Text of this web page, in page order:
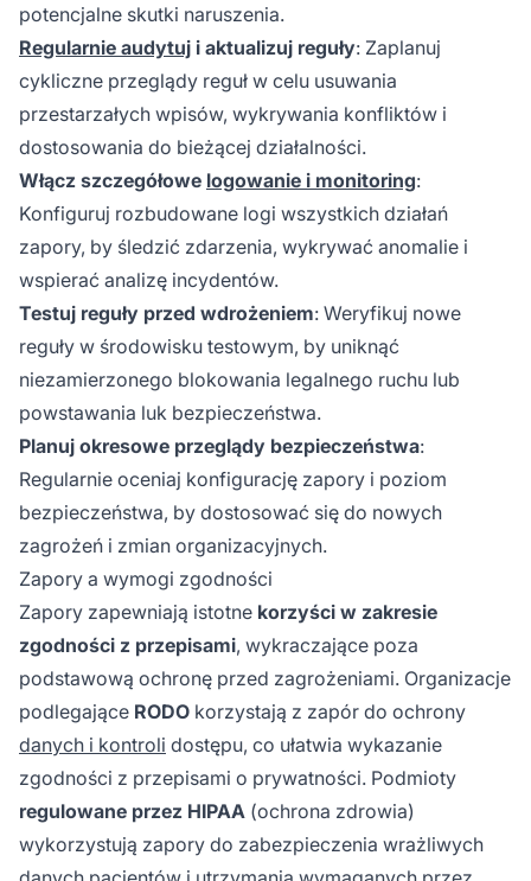
potencjalne skutki naruszenia.
Regularnie audytuj i aktualizuj reguły: Zaplanuj
cykliczne przeglądy reguł w celu usuwania
przestarzałych wpisów, wykrywania konfliktów i
dostosowania do bieżącej działalności.
Włącz szczegółowe logowanie i monitoring:
Konfiguruj rozbudowane logi wszystkich działań
zapory, by śledzić zdarzenia, wykrywać anomalie i
wspierać analizę incydentów.
Testuj reguły przed wdrożeniem: Weryfikuj nowe
reguły w środowisku testowym, by uniknąć
niezamierzonego blokowania legalnego ruchu lub
powstawania luk bezpieczeństwa.
Planuj okresowe przeglądy bezpieczeństwa:
Regularnie oceniaj konfigurację zapory i poziom
bezpieczeństwa, by dostosować się do nowych
zagrożeń i zmian organizacyjnych.
Zapory a wymogi zgodności
Zapory zapewniają istotne korzyści w zakresie
zgodności z przepisami, wykraczające poza
podstawową ochronę przed zagrożeniami. Organizacje
podlegające RODO korzystają z zapór do ochrony
danych i kontroli dostępu, co ułatwia wykazanie
zgodności z przepisami o prywatności. Podmioty
regulowane przez HIPAA (ochrona zdrowia)
wykorzystują zapory do zabezpieczenia wrażliwych